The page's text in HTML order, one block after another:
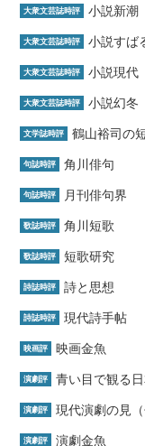
大衆文芸誌時評 小説新潮
大衆文芸誌時評 小説すば
大衆文芸誌時評 小説現代
大衆文芸誌時評 小説幻冬
文学誌時評 鶴山裕司の
句誌時評 角川俳句
句誌時評 月刊俳句界
歌誌時評 角川短歌
歌誌時評 短歌研究
詩誌時評 詩と思想
詩誌時評 現代詩手帖
映画評 映画金魚
演劇評 青い目で観る
演劇評 現代演劇の見
演劇評 演劇金魚